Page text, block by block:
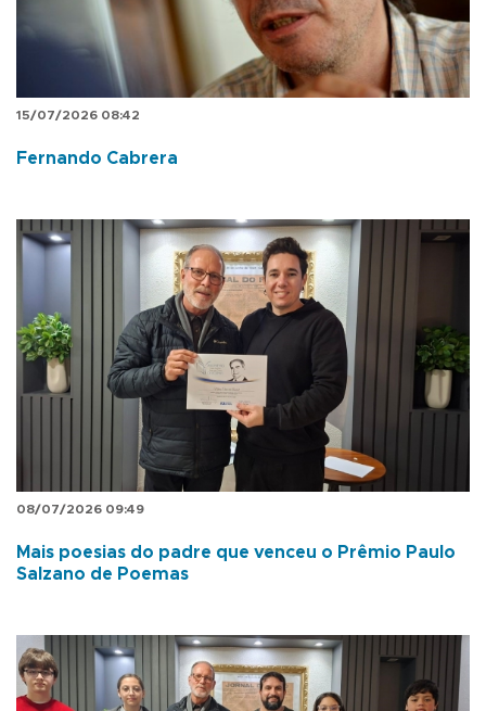
15/07/2026 08:42
Fernando Cabrera
08/07/2026 09:49
Mais poesias do padre que venceu o Prêmio Paulo
Salzano de Poemas